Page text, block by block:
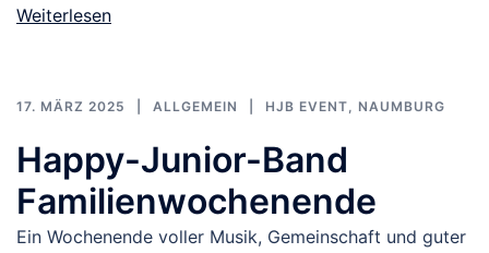
Weiterlesen
17. MÄRZ 2025 ALLGEMEIN HJB EVENT NAUMBURG
Happy-Junior-Band
Familienwochenende
Ein Wochenende voller Musik, Gemeinschaft und guter